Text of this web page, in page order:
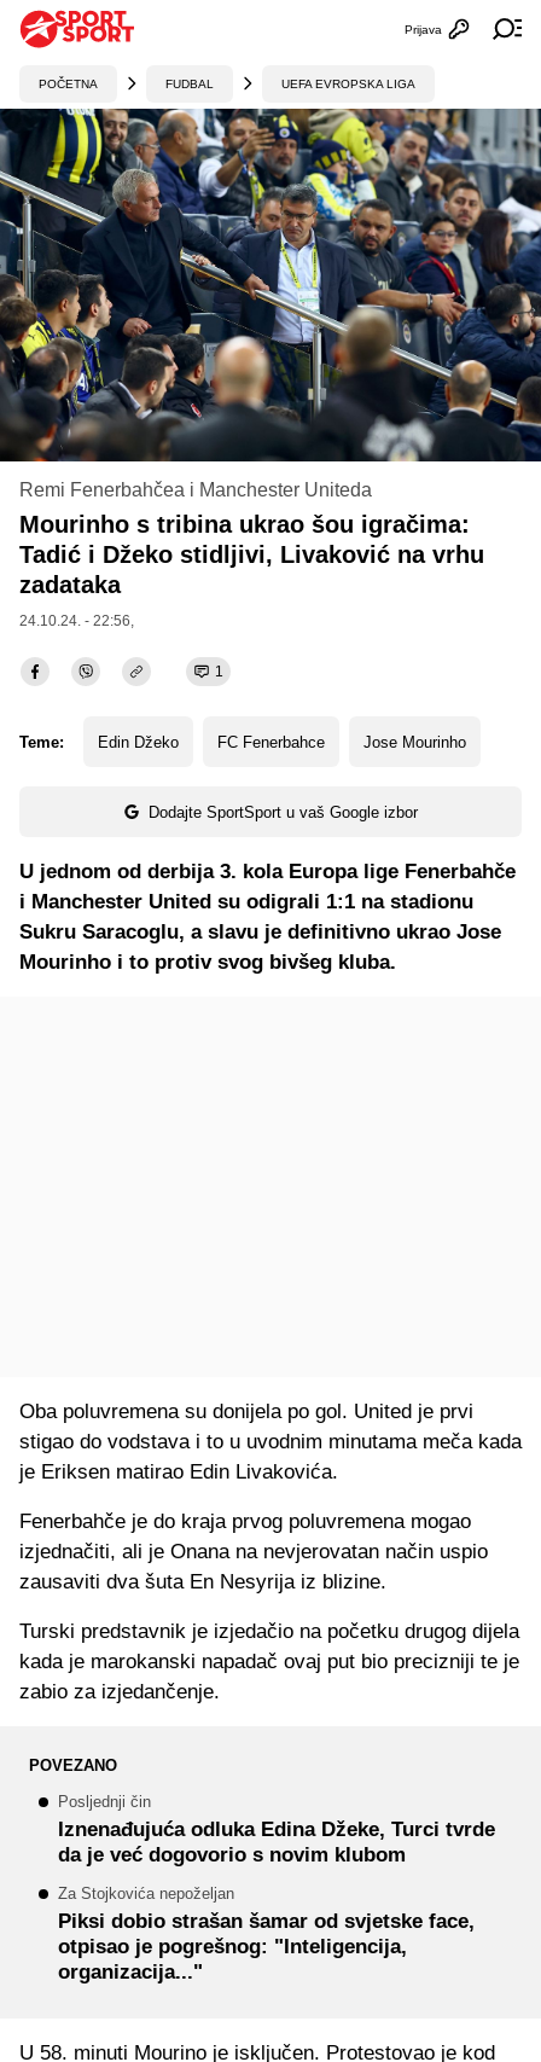
Otvori
Prijava
POČETNA FUDBAL UEFA EVROPSKA LIGA
Remi Fenerbahčea i Manchester Uniteda
Mourinho s tribina ukrao šou igračima:
Tadić i Džeko stidljivi, Livaković na vrhu
zadataka
24.10.24. - 22:56,
1
Teme: Edin Džeko FC Fenerbahce Jose Mourinho
Dodajte SportSport u vaš Google izbor
U jednom od derbija 3. kola Europa lige Fenerbahče
i Manchester United su odigrali 1:1 na stadionu
Sukru Saracoglu, a slavu je definitivno ukrao Jose
Mourinho i to protiv svog bivšeg kluba.
Oba poluvremena su donijela po gol. United je prvi
stigao do vodstava i to u uvodnim minutama meča kada
je Eriksen matirao Edin Livakovića.
Fenerbahče je do kraja prvog poluvremena mogao
izjednačiti, ali je Onana na nevjerovatan način uspio
zausaviti dva šuta En Nesyrija iz blizine.
Turski predstavnik je izjedačio na početku drugog dijela
kada je marokanski napadač ovaj put bio precizniji te je
zabio za izjedančenje.
POVEZANO
Posljednji čin
Iznenađujuća odluka Edina Džeke, Turci tvrde
da je već dogovorio s novim klubom
Za Stojkovića nepoželjan
Piksi dobio strašan šamar od svjetske face,
otpisao je pogrešnog: "Inteligencija,
organizacija..."
U 58. minuti Mourino je isključen. Protestovao je kod